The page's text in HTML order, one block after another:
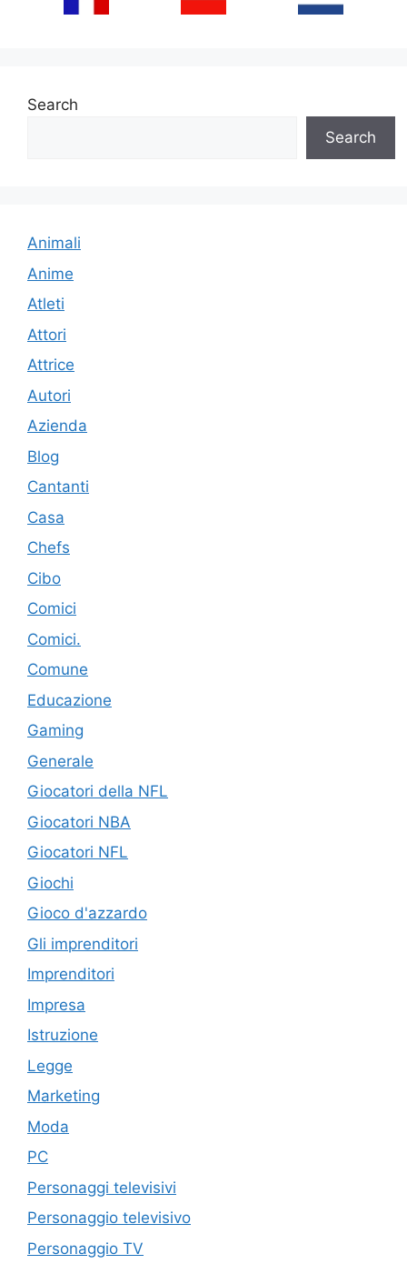
Search
Search
Animali
Anime
Atleti
Attori
Attrice
Autori
Azienda
Blog
Cantanti
Casa
Chefs
Cibo
Comici
Comici.
Comune
Educazione
Gaming
Generale
Giocatori della NFL
Giocatori NBA
Giocatori NFL
Giochi
Gioco d'azzardo
Gli imprenditori
Imprenditori
Impresa
Istruzione
Legge
Marketing
Moda
PC
Personaggi televisivi
Personaggio televisivo
Personaggio TV